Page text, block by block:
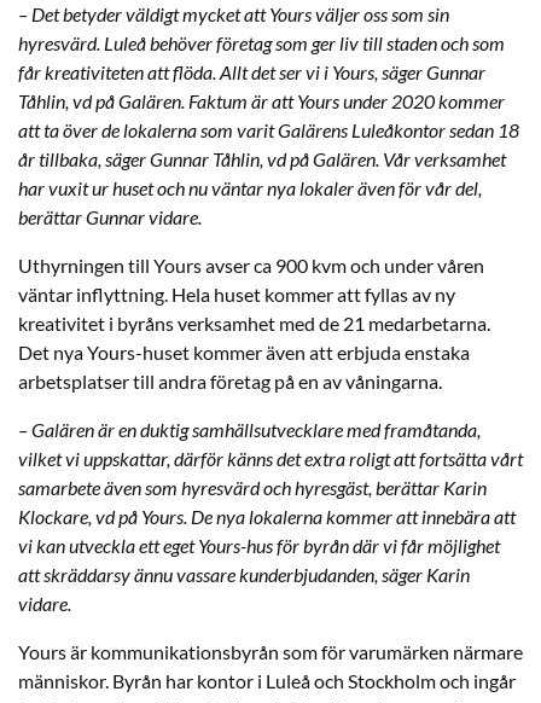
– Det betyder väldigt mycket att Yours väljer oss som sin
hyresvärd. Luleå behöver företag som ger liv till staden och som
får kreativiteten att flöda. Allt det ser vi i Yours, säger Gunnar
Tåhlin, vd på Galären. Faktum är att Yours under 2020 kommer
att ta över de lokalerna som varit Galärens Luleåkontor sedan 18
år tillbaka, säger Gunnar Tåhlin, vd på Galären. Vår verksamhet
har vuxit ur huset och nu väntar nya lokaler även för vår del,
berättar Gunnar vidare.
Uthyrningen till Yours avser ca 900 kvm och under våren
väntar inflyttning. Hela huset kommer att fyllas av ny
kreativitet i byråns verksamhet med de 21 medarbetarna.
Det nya Yours-huset kommer även att erbjuda enstaka
arbetsplatser till andra företag på en av våningarna.
– Galären är en duktig samhällsutvecklare med framåtanda,
vilket vi uppskattar, därför känns det extra roligt att fortsätta vårt
samarbete även som hyresvärd och hyresgäst, berättar Karin
Klockare, vd på Yours. De nya lokalerna kommer att innebära att
vi kan utveckla ett eget Yours-hus för byrån där vi får möjlighet
att skräddarsy ännu vassare kunderbjudanden, säger Karin
vidare.
Yours är kommunikationsbyrån som för varumärken närmare
människor. Byrån har kontor i Luleå och Stockholm och ingår